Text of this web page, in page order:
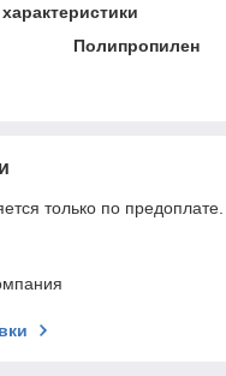
Полипропилен
только по предоплате.